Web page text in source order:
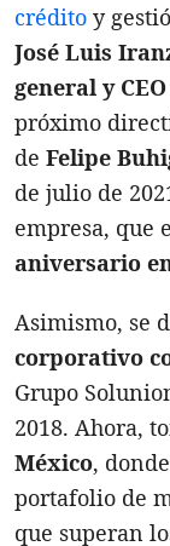
crédito y
José Luis
general y CEO
próximo
de Felipe
de julio de
empresa, que
aniversario
Asimismo, se
corporativo
Grupo
2018. Ahora,
México,
portafolio de
que superan